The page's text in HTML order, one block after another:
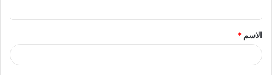
ق
*
الاسم *